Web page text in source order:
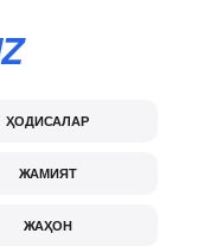
ҲОДИСАЛАР
ЖАМИЯТ
ЖАҲОН